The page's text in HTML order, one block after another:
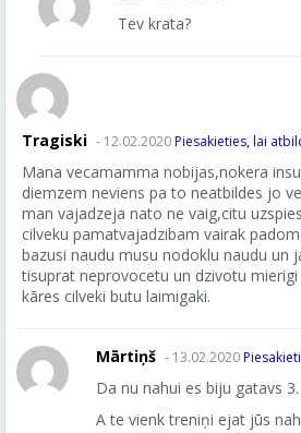
Tev krata?
Tragiski - 12.02.2020Piesakieties, lai
Mana vecamamma nobijas,nokera
diemzem neviens pa to neatbildes jo
man vajadzeja nato ne vaig,citu
cilveku pamatvajadzibam vairak
bazusi naudu musu nodoklu naudu un
tisuprat neprovocetu un dzivotu
kāres cilveki butu laimigaki.
Mārtiņš - 13.02.2020
Da nu nahui es biju gatavs
A te vienk treniņi ejat jūs